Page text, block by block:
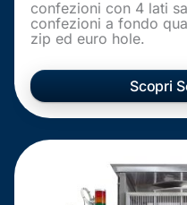
confezioni con 4 lati
confezioni a fondo
zip ed euro hole.
Scopri